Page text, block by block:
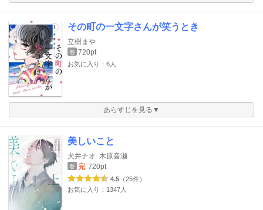
その町の一文字さんが笑うとき
立樹まや
巻 720pt
お気に入り：6人
あらすじを見る▼
美しいこと
犬井ナオ 木原音瀬
巻 完 720pt
4.5 （25件）
お気に入り：1347人